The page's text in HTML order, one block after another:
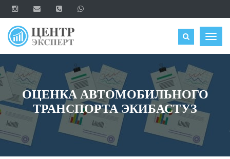
ОЦЕНИТЬ
ОЦЕНКА АВТОМОБИЛЬНОГО
ТРАНСПОРТА ЭКИБАСТУЗ